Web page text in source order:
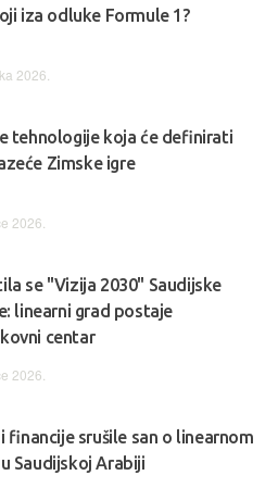
iza odluke Formule 1?
2026.
tehnologije koja će definirati
Zimske igre
2026.
se "Vizija 2030" Saudijske
linearni grad postaje
centar
2026.
financije srušile san o linearnom
Saudijskoj Arabiji